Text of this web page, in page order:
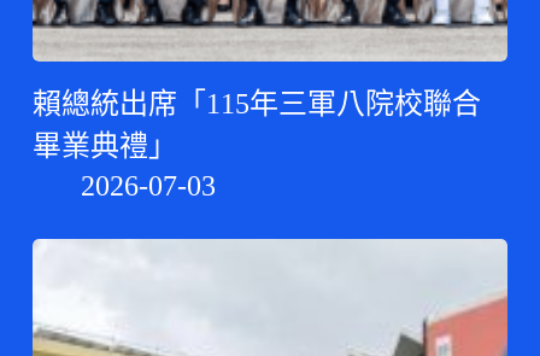
賴總統出席「115年三軍八院校聯合
畢業典禮」
2026-07-03